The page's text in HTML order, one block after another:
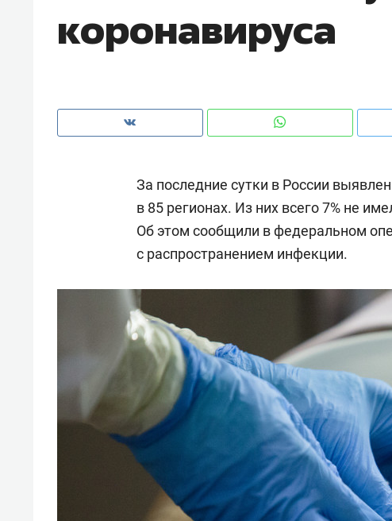
коронавируса
За последние сутки в России
в 85 регионах. Из них всего 7% не
Об этом сообщили в федеральном
с распространением инфекции.
чем интересен Оман?
Рекомендуем
Как ГК «МИР ГРУПП» и ВТБ
создают оазис жилого
комфорта под Казанью
Рекомендуем
150 камер
ID вместо